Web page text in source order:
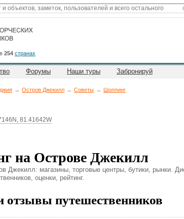
254 странах
Форумы Наши туры Забронируй
→ Остров Джекилл → Советы → Шоппинг
81.41642W
на Острове Джекилл
Джекилл: магазины, торговые центры, бутики, рынки.
оценки, рейтинг.
отзывы путешественников